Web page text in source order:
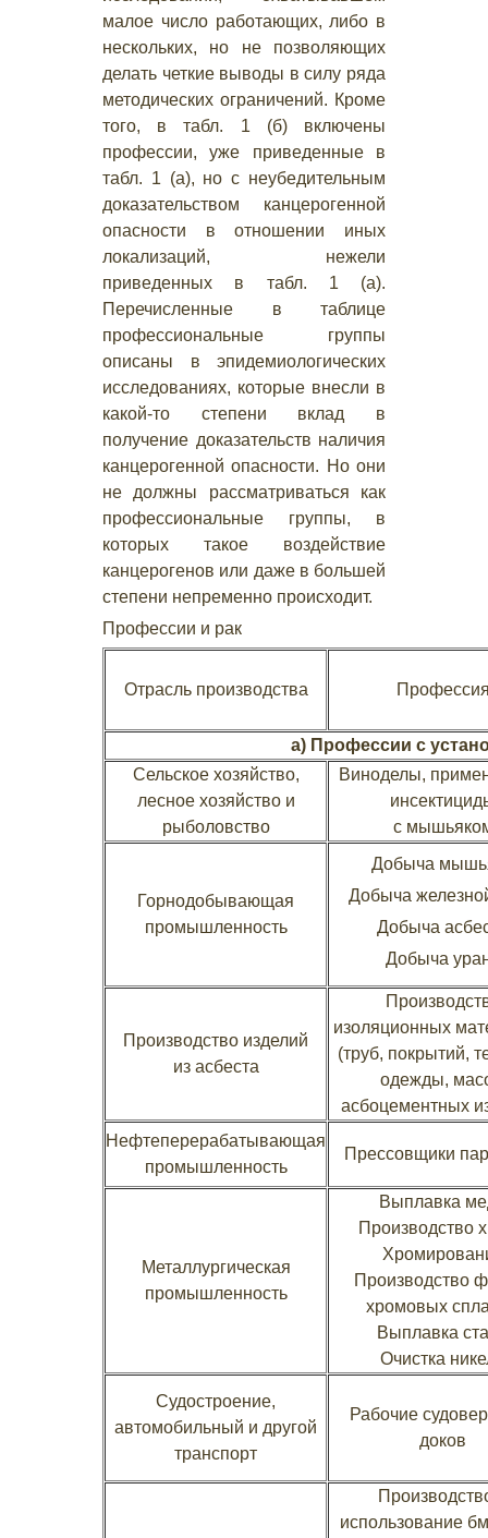
малое число работающих, либо в
нескольких, но не позволяющих
делать четкие выводы в силу ряда
методических ограничений. Кроме
того, в табл. 1 (б) включены
профессии, уже приведенные в
табл. 1 (а), но с неубедительным
доказательством канцерогенной
опасности в отношении иных
локализаций, нежели
приведенных в табл. 1 (а).
Перечисленные в таблице
профессиональные группы
описаны в эпидемиологических
исследованиях, которые внесли в
какой-то степени вклад в
получение доказательств наличия
канцерогенной опасности. Но они
не должны рассматриваться как
профессиональные группы, в
которых такое воздействие
канцерогенов или даже в большей
степени непременно происходит.
Профессии и рак
Отрасль производства
а) Профессии с
Сельское хозяйство,
лесное хозяйство и
рыболовство
Виноделы,
с
Горнодобывающая
промышленность
Добыча
Добыча
Добыча
Добыча
Производство изделий
из асбеста
изоляционных
(труб, покрытий,
одежды,
асбоцементных
Нефтеперерабатывающая
промышленность
Прессовщики
Металлургическая
промышленность
Выплавка
Производство
Производство
хромовых
Выплавка
Очистка
Судостроение,
автомобильный и другой
транспорт
Рабочие
доков
использование